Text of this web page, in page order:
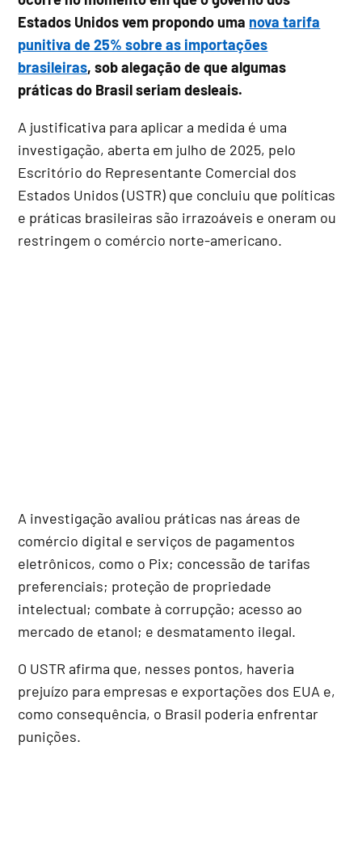
Estados Unidos vem propondo uma nova tarifa
punitiva de 25% sobre as importações
brasileiras, sob alegação de que algumas
práticas do Brasil seriam desleais.
A justificativa para aplicar a medida é uma
investigação, aberta em julho de 2025, pelo
Escritório do Representante Comercial dos
Estados Unidos (USTR) que concluiu que políticas
e práticas brasileiras são irrazoáveis e oneram ou
restringem o comércio norte-americano.
A investigação avaliou práticas nas áreas de
comércio digital e serviços de pagamentos
eletrônicos, como o Pix; concessão de tarifas
preferenciais; proteção de propriedade
intelectual; combate à corrupção; acesso ao
mercado de etanol; e desmatamento ilegal.
O USTR afirma que, nesses pontos, haveria
prejuízo para empresas e exportações dos EUA e,
como consequência, o Brasil poderia enfrentar
punições.